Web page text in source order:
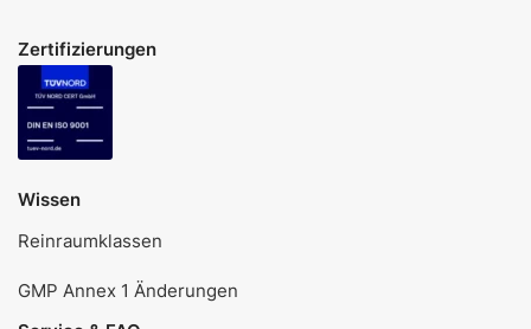
Zertifizierungen
Wissen
Reinraumklassen
GMP Annex 1 Änderungen